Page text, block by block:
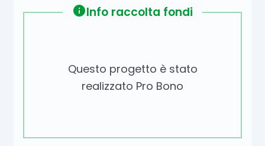
infoInfo raccolta fondi